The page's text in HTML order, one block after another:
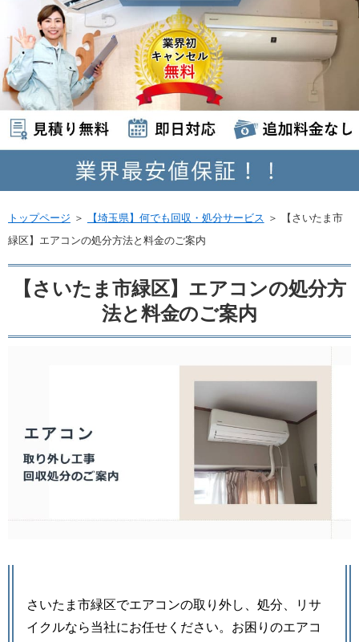
トップページ ＞ 【埼玉県】何でも回収・処分サービス ＞
【さいたま市
緑区】エアコンの処分方法と料金のご案内
【さいたま市緑区】エアコンの処分方
法と料金のご案内
さいたま市緑区でエアコンの取り外し、処分、リサ
イクルなら当社にお任せください。お困りのエアコ